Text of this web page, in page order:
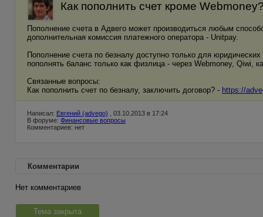
Как пополнить счет кроме
Пополнение счета в Адвего может производиться любым
дополнительная комиссия платежного оператора - Unitpay.
Пополнение счета по безналу доступно только для
пополнять баланс только как физлица - через Webmoney, Qiwi,
Связанные вопросы:
Как пополнить счет по безналу, заключить договор? - https://
Написал: Евгений (advego) , 03.10.2013 в 17:24
В форуме: Финансовые вопросы
Комментариев: нет
Комментарии
Нет комментариев
Тема закрыта